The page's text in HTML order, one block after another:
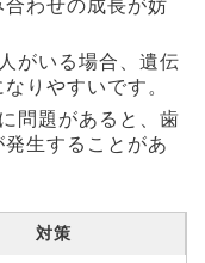
わせの成長が妨
がいる場合、遺伝
りやすいです。
問題があると、歯
生することがあ
対策